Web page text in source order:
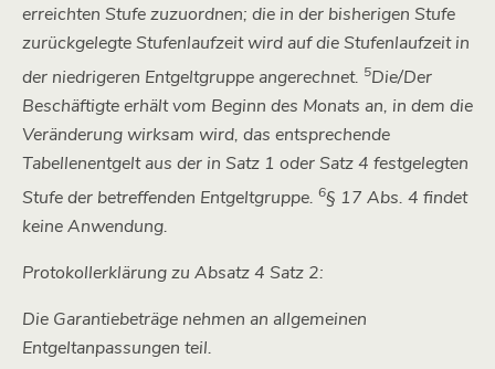
erreichten Stufe zuzuordnen; die in der bisherigen Stufe
zurückgelegte Stufenlaufzeit wird auf die Stufenlaufzeit in
der niedrigeren Entgeltgruppe angerechnet. 5Die/Der
Beschäftigte erhält vom Beginn des Monats an, in dem die
Veränderung wirksam wird, das entsprechende
Tabellenentgelt aus der in Satz 1 oder Satz 4 festgelegten
Stufe der betreffenden Entgeltgruppe. 6§ 17 Abs. 4 findet
keine Anwendung.
Protokollerklärung zu Absatz 4 Satz 2:
Die Garantiebeträge nehmen an allgemeinen
Entgeltanpassungen teil.